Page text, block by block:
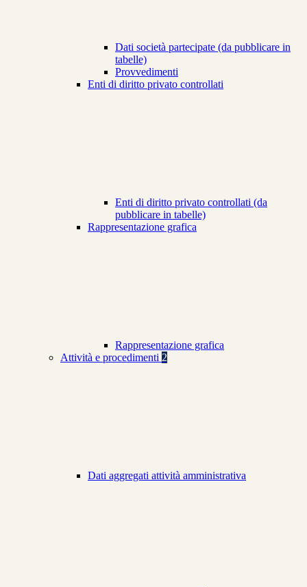
Dati società partecipate (da pubblicare in
tabelle)
Provvedimenti
Enti di diritto privato controllati
Enti di diritto privato controllati (da
pubblicare in tabelle)
Rappresentazione grafica
Rappresentazione grafica
Attività e procedimenti 2
Dati aggregati attività amministrativa